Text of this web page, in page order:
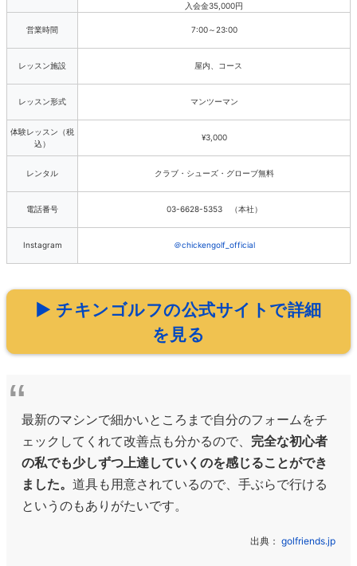
入会金35,000円
営業時間 7:00～23:00
レッスン施設 屋内、コース
レッスン形式 マンツーマン
体験レッスン（税
込）
¥3,000
レンタル クラブ・シューズ・グローブ無料
電話番号 03-6628-5353 （本社）
Instagram ＠chickengolf_official
▶ チキンゴルフの公式サイトで詳細
を見る
最新のマシンで細かいところまで自分のフォームをチ
ェックしてくれて改善点も分かるので、 完全な初心者
の私でも少しずつ上達していくのを感じることができ
ました。 道具も用意されているので、手ぶらで行ける
というのもありがたいです。
出典： golfriends.jp